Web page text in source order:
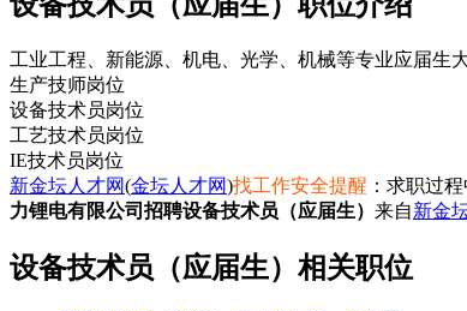
工业工程、新能源、机电、光学、机械等专业应届生
生产技师岗位
设备技术员岗位
工艺技术员岗位
IE技术员岗位
新金坛人才网(金坛人才网)找工作安全提醒 ：求职过
力锂电有限公司招聘设备技术员（应届生） 来自新金
设备技术员（应届生）相关职位